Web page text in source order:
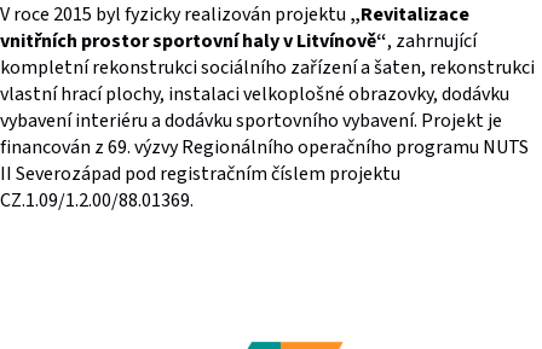
V roce 2015 byl fyzicky realizován projektu „Revitalizace
vnitřních prostor sportovní haly v Litvínově“, zahrnující
kompletní rekonstrukci sociálního zařízení a šaten, rekonstrukci
vlastní hrací plochy, instalaci velkoplošné obrazovky, dodávku
vybavení interiéru a dodávku sportovního vybavení. Projekt je
financován z 69. výzvy Regionálního operačního programu NUTS
II Severozápad pod registračním číslem projektu
CZ.1.09/1.2.00/88.01369.